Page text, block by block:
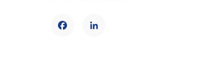
FacebookLinkedIn